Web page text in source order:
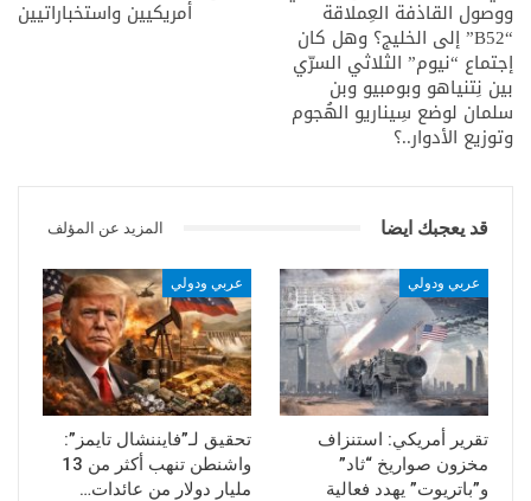
ووصول القاذفة العِملاقة
“B52” إلى الخليج؟ وهل كان
إجتماع “نيوم” الثلاثي السرّي
بين نِتنياهو وبومبيو وبن
سلمان لوضع سِيناريو الهُجوم
وتوزيع الأدوار..؟
أمريكيين واستخباراتيين
قد يعجبك ايضا المزيد عن المؤلف
عربي ودولي
تقرير أمريكي: استنزاف
مخزون صواريخ “ثاد”
و”باتريوت” يهدد فعالية
عربي ودولي
تحقيق لـ”فايننشال تايمز”:
واشنطن تنهب أكثر من 13
مليار دولار من عائدات…